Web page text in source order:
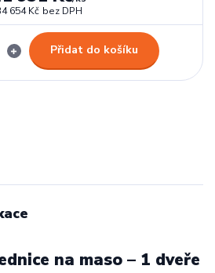
654 Kč bez DPH
Přidat do košíku
na maso – 1 dveře